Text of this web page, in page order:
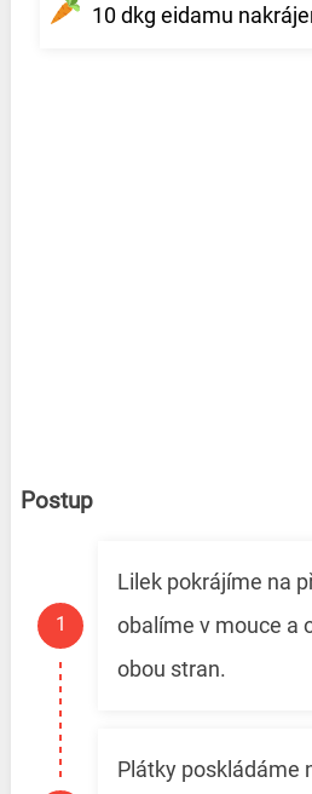
10 dkg eidamu
Postup
Lilek pokrájíme na
obalíme v mouce a
obou stran.
Plátky poskládáme